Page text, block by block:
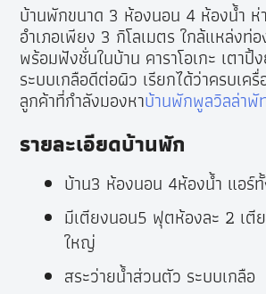
บ้านพักขนาด 3 ห้องนอน 4 ห้องน้ำ ห่
อำเภอเพียง 3 กิโลเมตร ใกล้แหล่งท่
พร้อมฟังชั่นในบ้าน คาราโอเกะ เตาปิ้
ระบบเกลือดีต่อผิว เรียกได้ว่าครบเค
ลูกค้าที่กำลังมองหาบ้านพักพูลวิลล่าพั
รายละเอียดบ้านพัก
บ้าน3 ห้องนอน 4ห้องน้ำ แอร์
มีเตียงนอน5 ฟุตห้องละ 2 เตี
ใหญ่
สระว่ายน้ำส่วนตัว ระบบเกลือ